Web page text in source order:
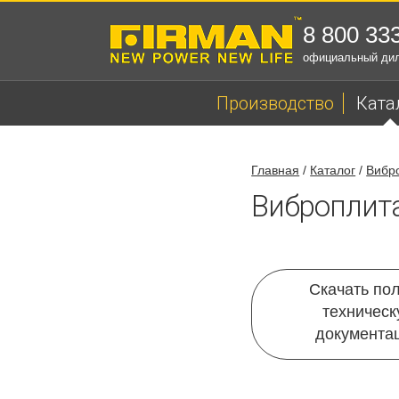
8 800
официальный
Производство
Главная / Каталог /
Скачать